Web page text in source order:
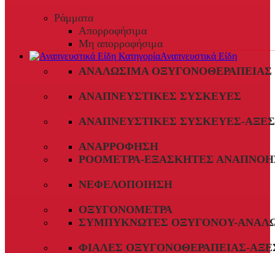
Ράμματα
Απορροφήσιμα
Μη απορροφήσιμα
Αναπνευστικά Είδη
ΑΝΑΛΏΣΙΜΑ ΟΞΥΓΟΝΟΘΕΡΑΠΕΊΑΣ
ΑΝΑΠΝΕΥΣΤΙΚΈΣ ΣΥΣΚΕΥΈΣ
ΑΝΑΠΝΕΥΣΤΙΚΈΣ ΣΥΣΚΕΥΈΣ-
ΑΝΑΡΡΌΦΗΣΗ
ΡΟΌΜΕΤΡΑ-ΕΞΑΣΚΗΤΈΣ
ΝΕΦΕΛΟΠΟΊΗΣΗ
ΟΞΥΓΟΝΌΜΕΤΡΑ
ΣΥΜΠΥΚΝΩΤΈΣ ΟΞΥΓΌΝΟΥ-
ΦΙΆΛΕΣ ΟΞΥΓΟΝΟΘΕΡΑΠΕΊΑΣ-